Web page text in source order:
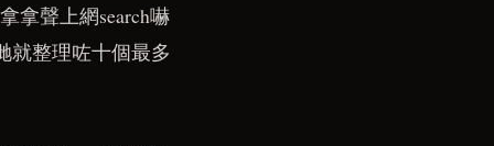
拿聲上網search嚇
就整理咗十個最多